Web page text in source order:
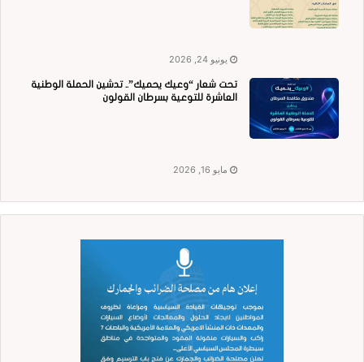
يونيو 24, 2026
تحت شعار “وعيك يحميك”.. تدشين الحملة الوطنية
العاشرة للتوعية بسرطان القولون
مايو 16, 2026